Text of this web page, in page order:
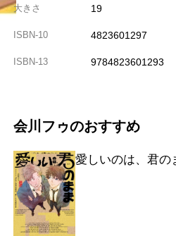
大きさ 19
ISBN-10 4823601297
ISBN-13 9784823601293
会川フゥのおすすめ
愛しいのは、君の